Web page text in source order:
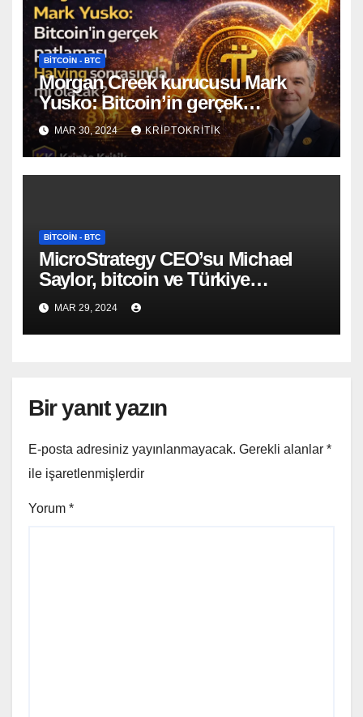
BITCOIN - BTC
Morgan Creek kurucusu Mark
Yusko: Bitcoin’in gerçek
patlaması Halving sonrasında mı
olacak?
MAR 30, 2024 KRIPTOKRITIK
BITCOIN - BTC
MicroStrategy CEO’su Michael
Saylor, bitcoin ve Türkiye
hakkında açıklama yaptı!
MAR 29, 2024
Bir yanıt yazın
E-posta adresiniz yayınlanmayacak. Gerekli alanlar *
ile işaretlenmişlerdir
Yorum *